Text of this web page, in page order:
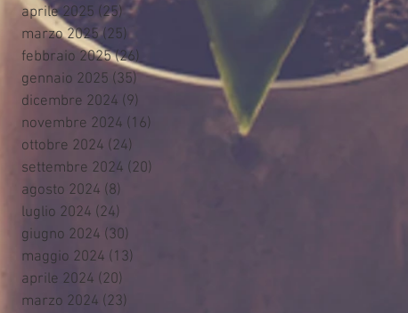
aprile 2025 (25) 25 post
marzo 2025 (25) 25 post
febbraio 2025 (26)
gennaio 2025 (35) 35 post
dicembre 2024 (9)
novembre 2024 (16)
ottobre 2024 (24)
settembre 2024 (20)
agosto 2024 (8)
luglio 2024 (24)
giugno 2024 (30)
maggio 2024 (13)
aprile 2024 (20)
marzo 2024 (23)